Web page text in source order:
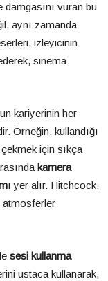
damgasını vuran bu
aynı zamanda
izleyicinin
sinema
kariyerinin her
Örneğin, kullandığı
için sıkça
kamera
yer alır. Hitchcock,
atmosferler
sesi kullanma
ustaca kullanarak,